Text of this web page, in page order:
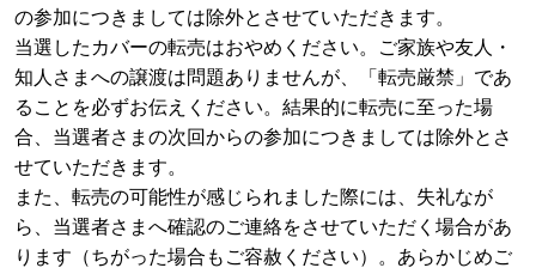
の参加につきましては除外とさせていただきます。
当選したカバーの転売はおやめください。ご家族や友人・
知人さまへの譲渡は問題ありませんが、「転売厳禁」であ
ることを必ずお伝えください。結果的に転売に至った場
合、当選者さまの次回からの参加につきましては除外とさ
せていただきます。
また、転売の可能性が感じられました際には、失礼なが
ら、当選者さまへ確認のご連絡をさせていただく場合があ
ります（ちがった場合もご容赦ください）。あらかじめご